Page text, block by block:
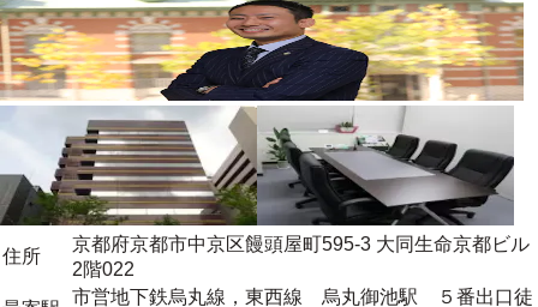
住所
京都府京都市中京区饅頭屋町595-3 大同生命京都ビル
2階022
市営地下鉄烏丸線，東西線 烏丸御池駅 ５番出口徒